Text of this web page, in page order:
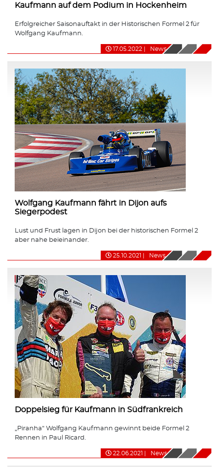
Kaufmann auf dem Podium in Hockenheim
Erfolgreicher Saisonauftakt in der Historischen Formel 2 für
Wolfgang Kaufmann.
17.05.2022 News
Wolfgang Kaufmann fährt in Dijon aufs
Siegerpodest
Lust und Frust lagen in Dijon bei der historischen Formel 2
aber nahe beieinander.
25.10.2021 News
Doppelsieg für Kaufmann in Südfrankreich
„Piranha“ Wolfgang Kaufmann gewinnt beide Formel 2
Rennen in Paul Ricard.
22.06.2021 News